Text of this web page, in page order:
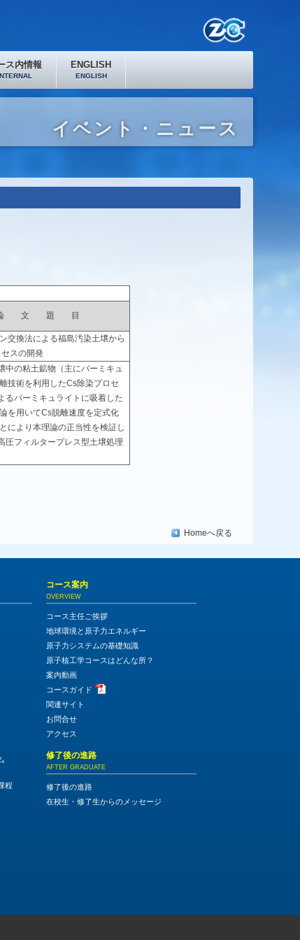
ス内情報 ENGLISH
ENGLISH
イベント・ニュース
文 題 目
交換法による福島汚染土壌から
スの開発
中の粘土鉱物（主にバーミキュ
技術を利用したCs除染プロセ
るバーミキュライトに吸着した
を用いてCs脱離速度を定式化
により本理論の正当性を検証し
圧フィルタープレス型土壌処理
Homeへ戻る
程
コース案内
OVERVIEW
コース主任ご挨拶
地球環境と原子力エネルギー
原子力システムの基礎知識
原子核工学コースはどんな所？
案内動画
コースガイド
関連サイト
お問合せ
アクセス
修了後の進路
AFTER GRADUATE
修了後の進路
在校生・修了生からのメッセージ